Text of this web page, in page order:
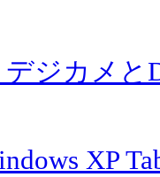
ジカメと
XP